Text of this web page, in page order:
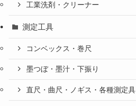
工業洗剤・クリーナー
測定工具
コンベックス・巻尺
墨つぼ・墨汁・下振り
直尺・曲尺・ノギス・各種測定具